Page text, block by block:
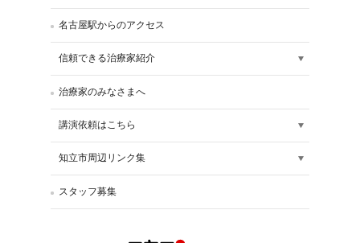
名古屋駅からのアクセス
信頼できる治療家紹介
治療家のみなさまへ
講演依頼はこちら
知立市周辺リンク集
スタッフ募集